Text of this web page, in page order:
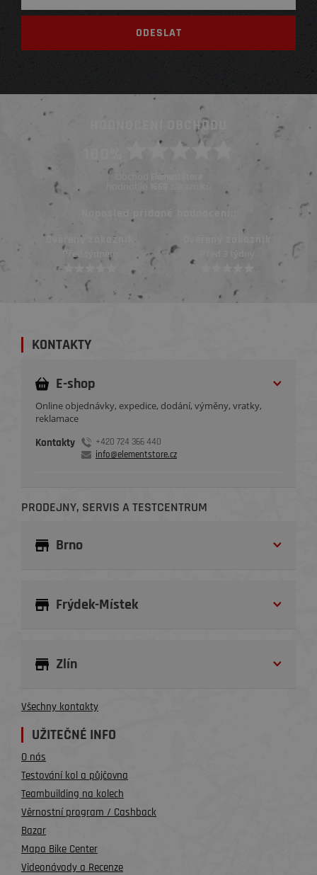
HODNOCENÍ OBCHODU
Obchod ElementStore
hodnotilo
Naposled přidané hodnocení::
Ověřený zákazník
Před 3 týdny
KONTAKTY
E-shop
Online objednávky, expedice, dodání, výměny, vratky,
reklamace
Kontakty
+420 724 366 440
info@elementstore.cz
PRODEJNY, SERVIS A TESTCENTRUM
Brno
Frýdek-Místek
Zlín
Všechny kontakty
UŽITEČNÉ INFO
O nás
Testování kol a půjčovna
Teambuilding na kolech
Věrnostní program / Cashback
Bazar
Mapa Bike Center
Videonávody a Recenze